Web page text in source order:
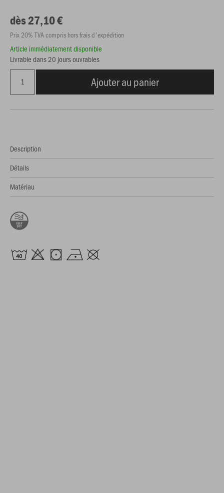
dès 27,10 €
Prix 20% TVA compris hors frais d'expédition
Article immédiatement disponible
Livrable dans 20 jours ouvrables
Ajouter au panier
Description
Détails
Matériau